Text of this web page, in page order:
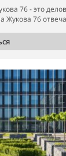
76 - это
Жукова 76